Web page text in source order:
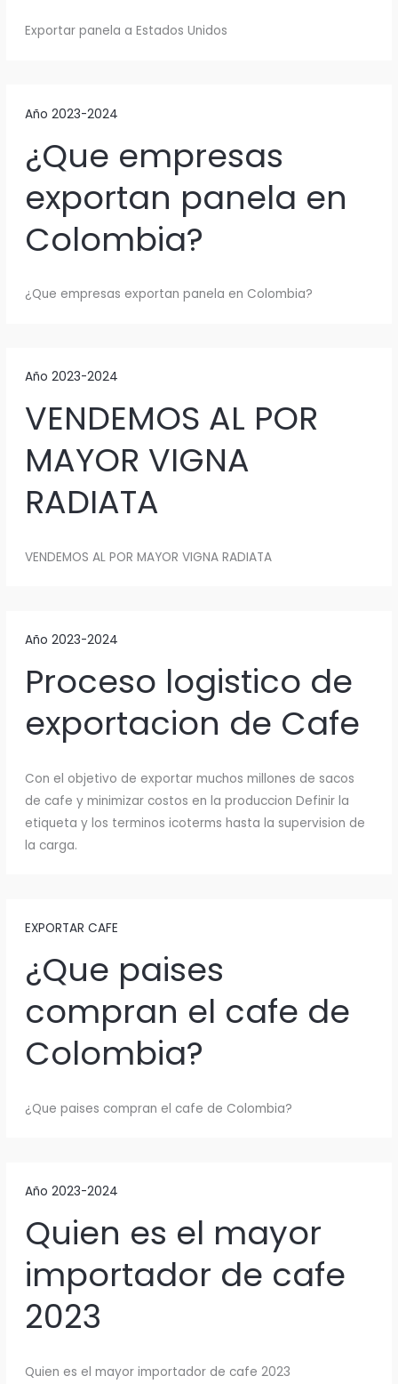
Exportar panela a Estados Unidos
Año 2023-2024
¿Que empresas
exportan panela en
Colombia?
¿Que empresas exportan panela en Colombia?
Año 2023-2024
VENDEMOS AL POR
MAYOR VIGNA
RADIATA
VENDEMOS AL POR MAYOR VIGNA RADIATA
Año 2023-2024
Proceso logistico de
exportacion de Cafe
Con el objetivo de exportar muchos millones de sacos
de cafe y minimizar costos en la produccion Definir la
etiqueta y los terminos icoterms hasta la supervision de
la carga.
EXPORTAR CAFE
¿Que paises
compran el cafe de
Colombia?
¿Que paises compran el cafe de Colombia?
Año 2023-2024
Quien es el mayor
importador de cafe
2023
Quien es el mayor importador de cafe 2023